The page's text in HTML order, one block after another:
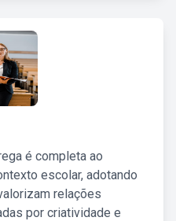
é completa ao
escolar, adotando
relações
por criatividade e